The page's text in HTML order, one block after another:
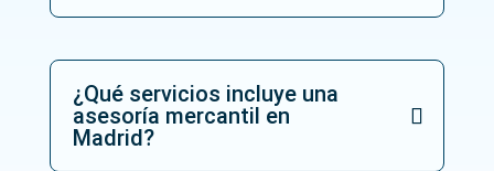
¿Qué servicios incluye una
asesoría mercantil en
Madrid?